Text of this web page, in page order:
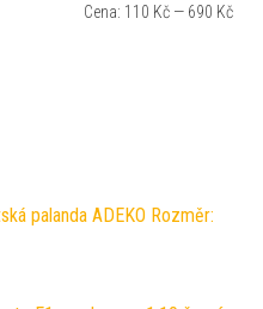
Cena: 110 Kč — 690 Kč
palanda ADEKO Rozměr: